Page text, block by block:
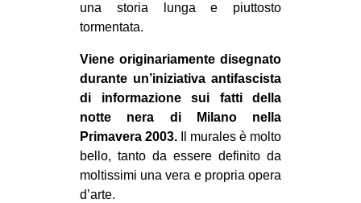
in
tw
bsky
ms
una storia lunga e piuttosto
tormentata.
Viene originariamente disegnato
durante un’iniziativa antifascista
di informazione sui fatti della
notte nera di Milano nella
Primavera 2003. Il murales è molto
bello, tanto da essere definito da
moltissimi una vera e propria opera
d’arte.